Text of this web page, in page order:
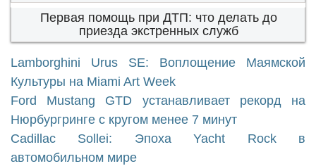
Первая помощь при ДТП: что делать до
приезда экстренных служб
Lamborghini Urus SE: Воплощение Маямской
Культуры на Miami Art Week
Ford Mustang GTD устанавливает рекорд на
Нюрбургринге с кругом менее 7 минут
Cadillac Sollei: Эпоха Yacht Rock в
автомобильном мире